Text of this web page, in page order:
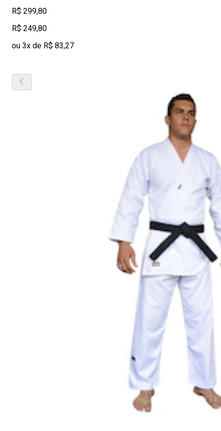
R$ 299,80
R$ 249,80
ou 3x de R$ 83,27